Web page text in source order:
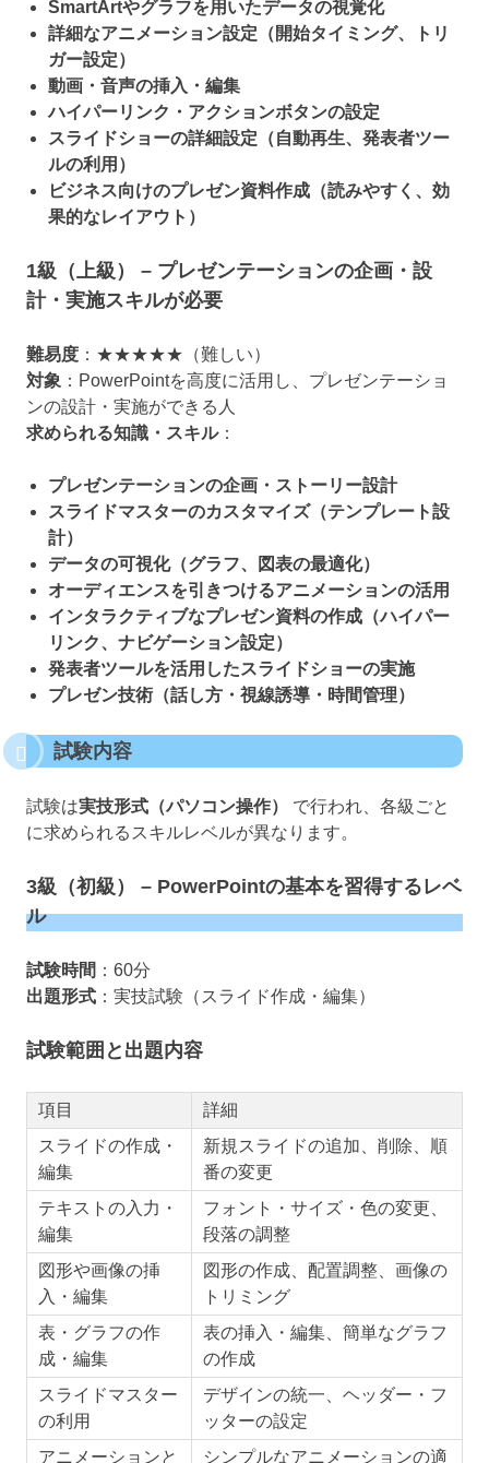
SmartArtやグラフを用いたデータの視覚化
詳細なアニメーション設定（開始タイミング、トリ
ガー設定）
動画・音声の挿入・編集
ハイパーリンク・アクションボタンの設定
スライドショーの詳細設定（自動再生、発表者ツー
ルの利用）
ビジネス向けのプレゼン資料作成（読みやすく、効
果的なレイアウト）
1級（上級） – プレゼンテーションの企画・設
計・実施スキルが必要
難易度 ：★★★★★（難しい）
対象 ：PowerPointを高度に活用し、プレゼンテーショ
ンの設計・実施ができる人
求められる知識・スキル：
プレゼンテーションの企画・ストーリー設計
スライドマスターのカスタマイズ（テンプレート設
計）
データの可視化（グラフ、図表の最適化）
オーディエンスを引きつけるアニメーションの活用
インタラクティブなプレゼン資料の作成（ハイパー
リンク、ナビゲーション設定）
発表者ツールを活用したスライドショーの実施
プレゼン技術（話し方・視線誘導・時間管理）
試験内容
試験は実技形式（パソコン操作）
で行われ、各級ごと
に求められるスキルレベルが異なります。
3級（初級） – PowerPointの基本を習得するレベ
ル
試験時間 ：60分
出題形式 ：実技試験（スライド作成・編集）
試験範囲と出題内容
項目
詳細
スライドの作成・
編集
新規スライドの追加、削除、順
番の変更
テキストの入力・
編集
フォント・サイズ・色の変更、
段落の調整
図形や画像の挿
入・編集
図形の作成、配置調整、画像の
トリミング
表・グラフの作
成・編集
表の挿入・編集、簡単なグラフ
の作成
スライドマスター
の利用
デザインの統一、ヘッダー・フ
ッターの設定
アニメーションと
シンプルなアニメーションの適